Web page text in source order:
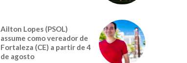
Ailton Lopes (PSOL)
assume como vereador de
Fortaleza (CE) a partir de 4
de agosto